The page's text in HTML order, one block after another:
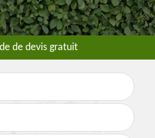
de devis gratuit